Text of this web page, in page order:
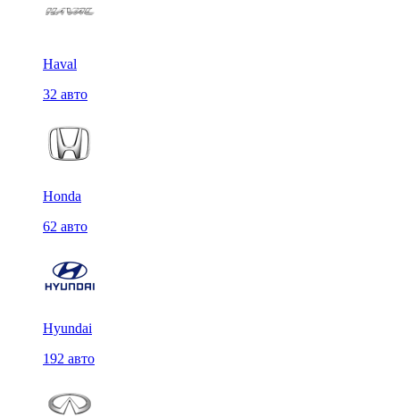
Haval
32 авто
Honda
62 авто
Hyundai
192 авто